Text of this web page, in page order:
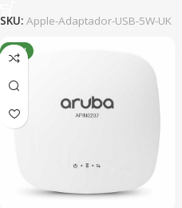
SKU: Apple-Adaptador-USB-5W-UK
NEW